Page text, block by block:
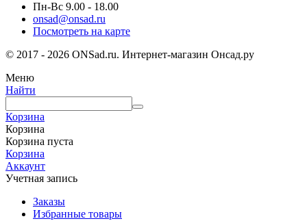
Пн-Вс 9.00 - 18.00
onsad@onsad.ru
Посмотреть на карте
© 2017 - 2026 ONSad.ru. Интернет-магазин Онсад.ру
Меню
Найти
Корзина
Корзина
Корзина пуста
Корзина
Аккаунт
Учетная запись
Заказы
Избранные товары